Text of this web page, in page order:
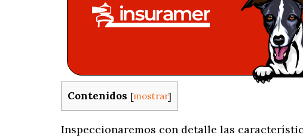
Contenidos [mostrar]
Inspeccionaremos con detalle las